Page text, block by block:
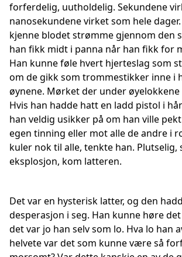
forferdelig, uutholdelig. Sekundene
nanosekundene virket som hele
kjenne blodet strømme gjennom den
han fikk midt i panna når han fikk for
Han kunne føle hvert hjerteslag som
om de gikk som trommestikker inne i
øynene. Mørket der under
Hvis han hadde hatt en ladd pistol i
han veldig usikker på om han ville
egen tinning eller mot alle de andre i
kuler nok til alle, tenkte han. Plutselig,
eksplosjon, kom latteren.
Det var en hysterisk latter, og den
desperasjon i seg. Han kunne høre
det var jo han selv som lo. Hva lo han
helvete var det som kunne være så